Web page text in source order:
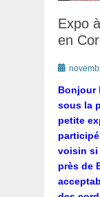
Expo
en
Posté
Bonjour
sous la
petite
voisin si
près de